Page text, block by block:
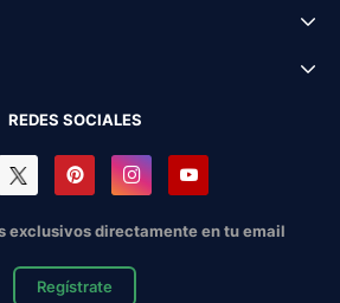
REDES SOCIALES
exclusivos directamente en tu email
Regístrate